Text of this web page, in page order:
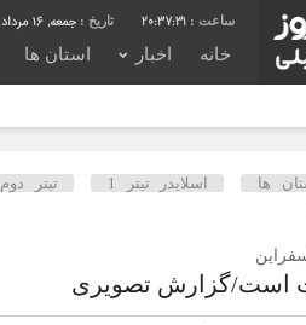
20:37:32 تاریخ : جمعه, ۱۶ مرداد , ۱۴۰۵
خانه
اخبار استان ها
ها اسلایدر تیتر 1 تیتر دوم
است/گزارش تصویری